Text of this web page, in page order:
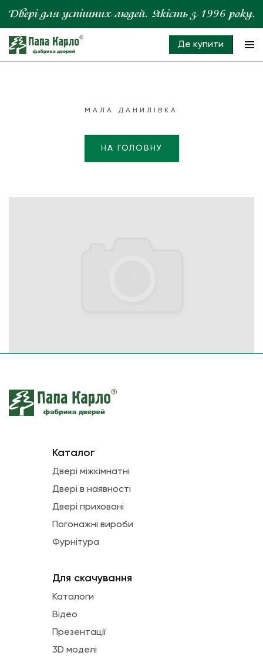
Де купити
МАЛА ДАНИЛІВКА
НА ГОЛОВНУ
Каталог
Двері міжкімнатні
Двері в наявності
Двері приховані
Погонажні вироби
Фурнітура
Для скачування
Каталоги
Відео
Презентації
3D моделі